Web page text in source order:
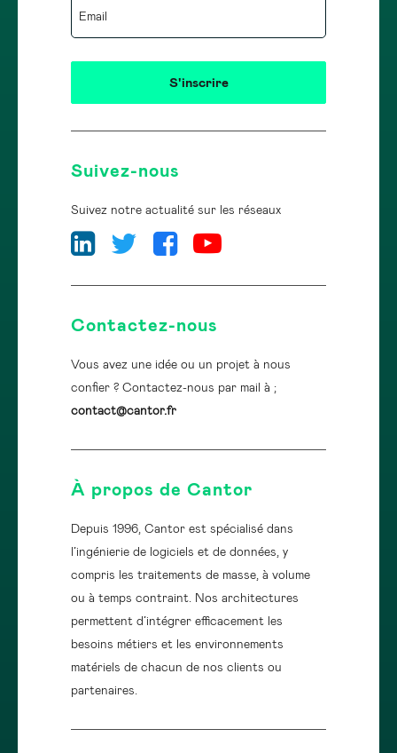
Suivez-nous
Suivez notre actualité sur les réseaux
Contactez-nous
Vous avez une idée ou un projet à nous
confier ? Contactez-nous par mail à ;
contact@cantor.fr
À propos de Cantor
Depuis 1996, Cantor est spécialisé dans
l’ingénierie de logiciels et de données, y
compris les traitements de masse, à volume
ou à temps contraint. Nos architectures
permettent d’intégrer efficacement les
besoins métiers et les environnements
matériels de chacun de nos clients ou
partenaires.